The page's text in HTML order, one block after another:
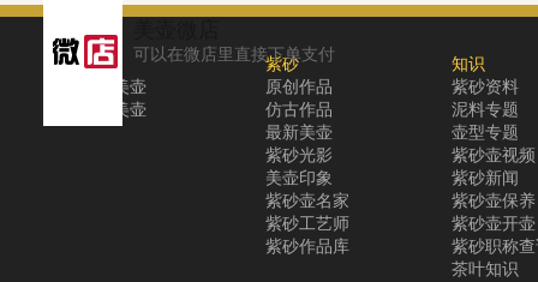
可以在微店里直接下单支付
关于
关于美壶
联系美壶
紫砂
原创作品
仿古作品
最新美壶
紫砂光影
美壶印象
紫砂壶名家
紫砂工艺师
紫砂作品库
知识
紫砂资料
泥料专题
壶型专题
紫砂壶视频
紫砂新闻
紫砂壶保养
紫砂壶开壶
紫砂职称
茶叶知识